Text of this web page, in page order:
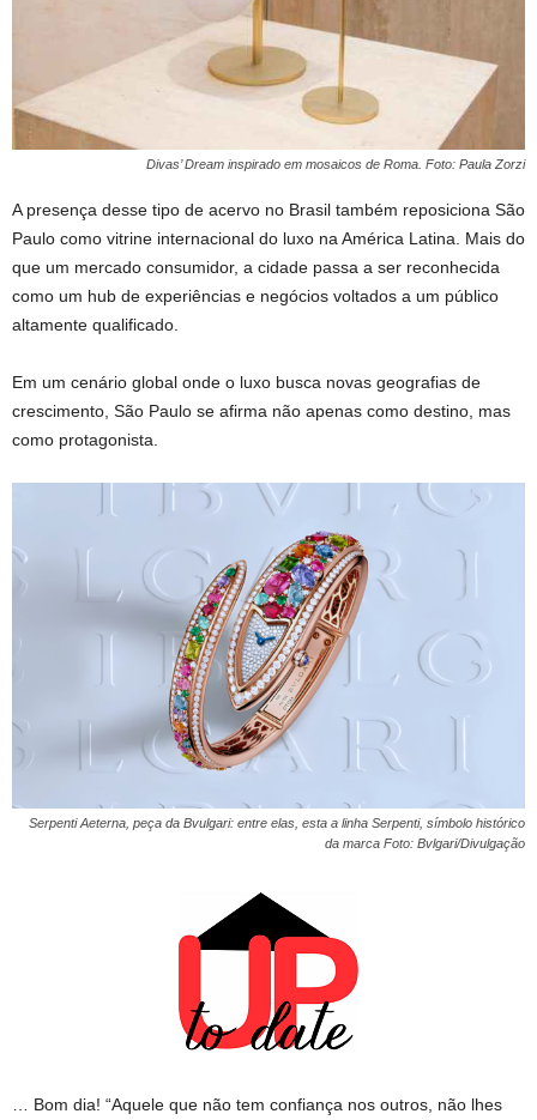
Divas’ Dream inspirado em mosaicos de Roma. Foto: Paula Zorzi
A presença desse tipo de acervo no Brasil também reposiciona São
Paulo como vitrine internacional do luxo na América Latina. Mais do
que um mercado consumidor, a cidade passa a ser reconhecida
como um hub de experiências e negócios voltados a um público
altamente qualificado.
Em um cenário global onde o luxo busca novas geografias de
crescimento, São Paulo se afirma não apenas como destino, mas
como protagonista.
Serpenti Aeterna, peça da Bvulgari: entre elas, esta a linha Serpenti, símbolo histórico
da marca Foto: Bvlgari/Divulgação
… Bom dia! “Aquele que não tem confiança nos outros, não lhes